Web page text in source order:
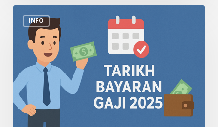
INFO
Bayaran
2025
Penjawat
Awam
Malaysia
(Jadual
Rasmi)